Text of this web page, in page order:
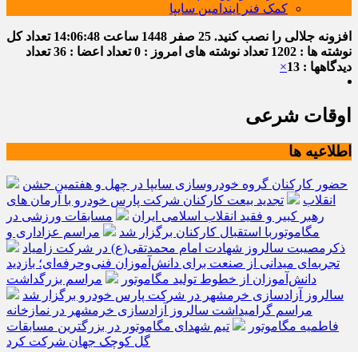
کمک فنر ایندامین سایپا
افزونه جلالی را نصب کنید. 25 صفر 1448 ساعت 14:06:48 تعداد کل
نوشته ها : 1202
تعداد نوشته های امروز : 0 تعداد اعضا : 36
تعداد
دیدگاهها : 13
×
اوقات شرعی
اطلاعیه ها
حضور کارکنان گروه خودروسازی سایپا در چهل و هفتمین جشن
انقلاب
تجدید بیعت کارکنان شرکت پارس خودرو با آرمان های
رهبر کبیر و فقید انقلاب اسلامی ایران
مسابقات ورزشی در
مگاموتوربا استقبال کارکنان برگزار شد
مراسم عزاداری و
ذکرمصیبت سالروز شهادت امام محمدتقی(ع) در شرکت زامیاد
تجربه‌ای میدانی از صنعت برای دانش‌آموزان فنی‌وحرفه‌ای؛ بازدید
دانش‌آموزان از خطوط تولید مگاموتور
مراسم بزرگداشت
سالروز آزادسازی خرمشهر در شرکت پارس خودرو برگزار شد
مراسم گرامیداشت سالروز آزادسازی خرمشهر در نمازخانه
فاطمیه مگاموتور
تیم شهدای مگاموتور در بزرگترین مسابقات
گل کوچک جهان شرکت کرد